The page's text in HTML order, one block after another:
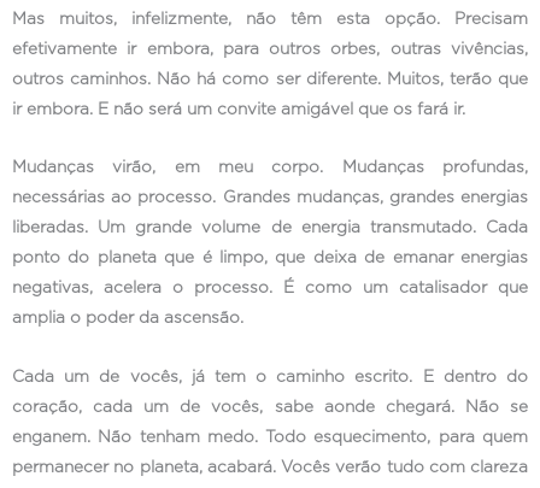
Mas muitos, infelizmente, não têm esta opção. Precisam
efetivamente ir embora, para outros orbes, outras vivências,
outros caminhos. Não há como ser diferente. Muitos, terão que
ir embora. E não será um convite amigável que os fará ir.
Mudanças virão, em meu corpo. Mudanças profundas,
necessárias ao processo. Grandes mudanças, grandes energias
liberadas. Um grande volume de energia transmutado. Cada
ponto do planeta que é limpo, que deixa de emanar energias
negativas, acelera o processo. É como um catalisador que
amplia o poder da ascensão.
Cada um de vocês, já tem o caminho escrito. E dentro do
coração, cada um de vocês, sabe aonde chegará. Não se
enganem. Não tenham medo. Todo esquecimento, para quem
permanecer no planeta, acabará. Vocês verão tudo com clareza